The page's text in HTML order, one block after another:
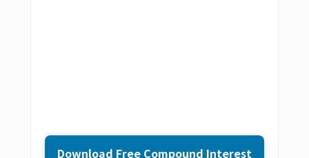
Download Free Compound Interest